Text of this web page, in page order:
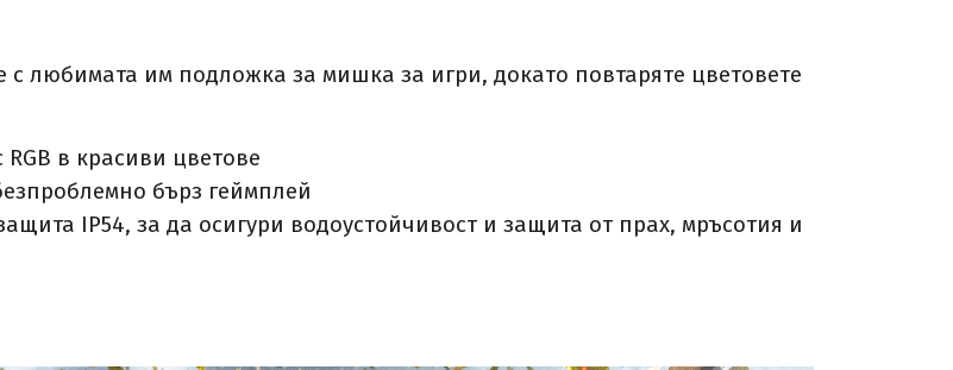
любимата им подложка за мишка за игри, докато повтаряте цветовете
в красиви цветове
бърз геймплей
IP54, за да осигури водоустойчивост и защита от прах, мръсотия и